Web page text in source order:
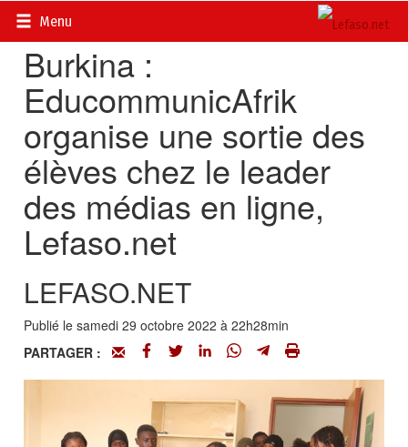
Menu
Accueil>
Burkina :
EducommunicAfrik
organise une sortie des
élèves chez le leader
des médias en ligne,
Lefaso.net
LEFASO.NET
Publié le samedi 29 octobre 2022 à 22h28min
PARTAGER :